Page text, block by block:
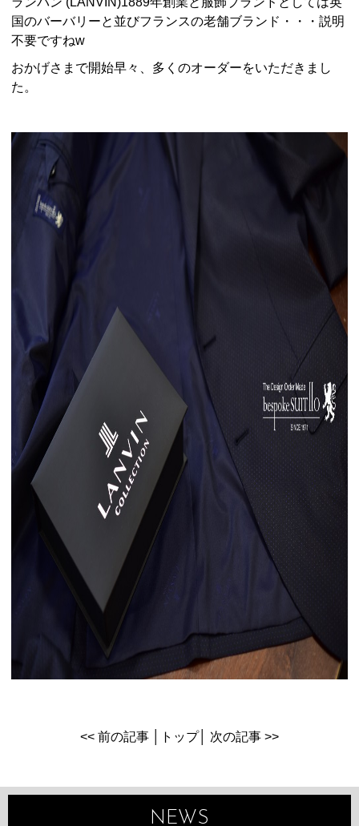
国のバーバリーと並びフランスの老舗ブランド・・・説明
不要ですねw
おかげさまで開始早々、多くのオーダーをいただきまし
た。
<< 前の記事 トップ│ 次の記事 >>
NEWS